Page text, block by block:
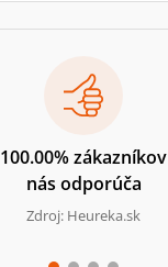
100.00% zákazníkov
nás odporúča
Zdroj: Heureka.sk